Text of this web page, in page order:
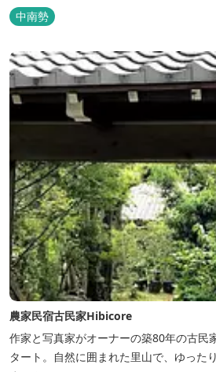
中南勢
農家民宿古民家Hibicore
作家と写真家がオーナーの築80年の古民
タート。自然に囲まれた里山で、ゆった